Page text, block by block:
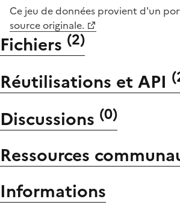
Ce jeu de données provient d'un
source originale.
Fichiers (2)
Réutilisations et API (
Discussions (0)
Ressources
Informations